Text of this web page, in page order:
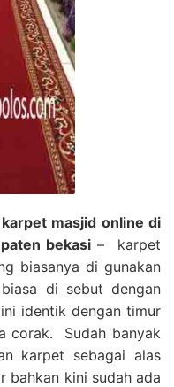
masjid online di
bekasi – karpet
biasanya di gunakan
di sebut dengan
identik dengan timur
corak. Sudah banyak
karpet sebagai alas
bahkan kini sudah ada